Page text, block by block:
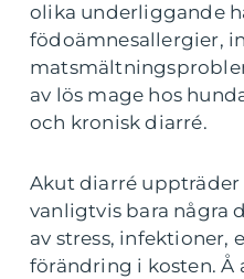
olika underliggande
födoämnesallergier,
av lös mage hos
och kronisk diarré.
Akut diarré
vanligtvis bara några
av stress, infektioner,
förändring i kosten. Å